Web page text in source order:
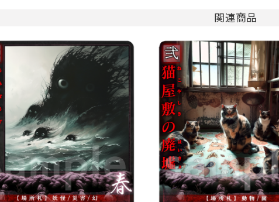
関連商品